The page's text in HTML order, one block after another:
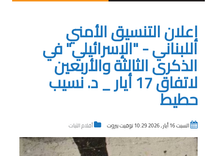
إعلان التنسيق الأمني
اللبناني - "الإسرائيلي" في
الذكرى الثالثة والأربعين
لاتفاق 17 أيار _ د. نسيب
حطيط
السبت 16 أيار , 2026 10:29 توقيت بيروت أقلام الثبات